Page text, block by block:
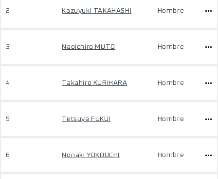
2 Kazuyuki TAKAHASHI Hombre
3 Naoichiro MUTO Hombre
4 Takahiro KURIHARA Hombre
5 Tetsuya FUKUI Hombre
6 Noriaki YOKOUCHI Hombre